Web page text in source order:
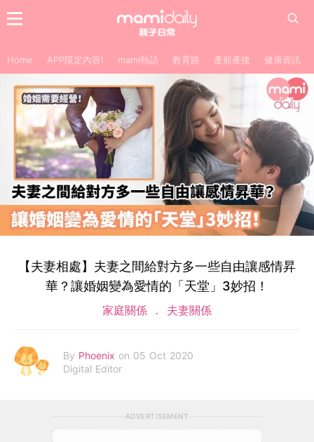
Home APP限定內容! mami熱話 教育路 產前產後 健康資訊
【夫妻相處】夫妻之間給對方多一些自由讓感情昇
華？讓婚姻變為愛情的「天堂」3妙招！
家庭關係 夫妻關係
By Phoenix on 05 Oct 2020
Digital Editor
ADVERTISEMENT